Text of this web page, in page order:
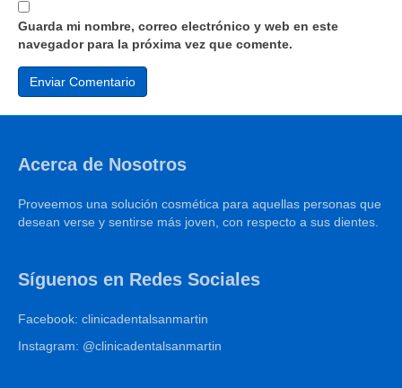
Guarda mi nombre, correo electrónico y web en este
navegador para la próxima vez que comente.
Acerca de Nosotros
Proveemos una solución cosmética para aquellas personas que
desean verse y sentirse más joven, con respecto a sus dientes.
Síguenos en Redes Sociales
Facebook: clinicadentalsanmartin
Instagram: @clinicadentalsanmartin